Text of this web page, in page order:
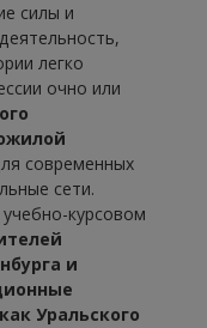
силы и
легко
очно или
современных
сети.
курсовом
и
Уральского